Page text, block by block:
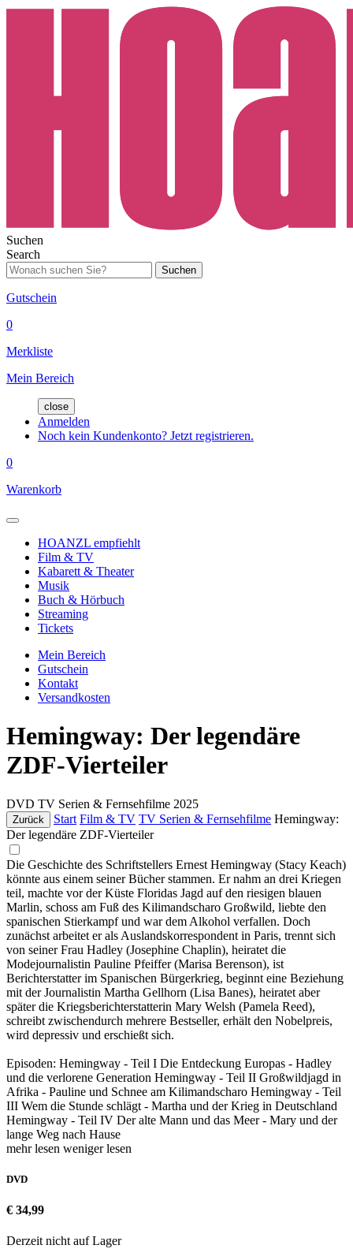
Suchen
Search
Suchen
Gutschein
0
Merkliste
Mein Bereich
close
Anmelden
Noch kein Kundenkonto? Jetzt registrieren.
0
Warenkorb
HOANZL empfiehlt
Film & TV
Kabarett & Theater
Musik
Buch & Hörbuch
Streaming
Tickets
Mein Bereich
Gutschein
Kontakt
Versandkosten
Hemingway: Der legendäre
ZDF-Vierteiler
DVD TV Serien & Fernsehfilme 2025
Zurück Start Film & TV TV Serien & Fernsehfilme Hemingway:
Der legendäre ZDF-Vierteiler
Die Geschichte des Schriftstellers Ernest Hemingway (Stacy Keach)
könnte aus einem seiner Bücher stammen. Er nahm an drei Kriegen
teil, machte vor der Küste Floridas Jagd auf den riesigen blauen
Marlin, schoss am Fuß des Kilimandscharo Großwild, liebte den
spanischen Stierkampf und war dem Alkohol verfallen. Doch
zunächst arbeitet er als Auslandskorrespondent in Paris, trennt sich
von seiner Frau Hadley (Josephine Chaplin), heiratet die
Modejournalistin Pauline Pfeiffer (Marisa Berenson), ist
Berichterstatter im Spanischen Bürgerkrieg, beginnt eine Beziehung
mit der Journalistin Martha Gellhorn (Lisa Banes), heiratet aber
später die Kriegsberichterstatterin Mary Welsh (Pamela Reed),
schreibt zwischendurch mehrere Bestseller, erhält den Nobelpreis,
wird depressiv und erschießt sich.
Episoden: Hemingway - Teil I Die Entdeckung Europas - Hadley
und die verlorene Generation Hemingway - Teil II Großwildjagd in
Afrika - Pauline und Schnee am Kilimandscharo Hemingway - Teil
III Wem die Stunde schlägt - Martha und der Krieg in Deutschland
Hemingway - Teil IV Der alte Mann und das Meer - Mary und der
lange Weg nach Hause
mehr lesen weniger lesen
DVD
€ 34,99
Derzeit nicht auf Lager